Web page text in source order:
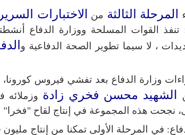
المرحلة الثالثة من الاختبارات
تنفذ القوات المسلحة ووزارة الدفاع
، لا سيما تطوير الصحة الدفاعية و
وزارة الدفاع بعد تفشي فيروس كورونا،
الشهيد محسن فخري زادة وزملائه
نجحت هذه المجموعة في إنتاج لقاح "فخرا"
في المرحلة الأولى تمكنا من إنتاج